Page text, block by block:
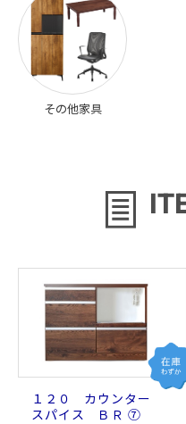
その他家具
１２０ カウンター
スパイス ＢＲ ⑦